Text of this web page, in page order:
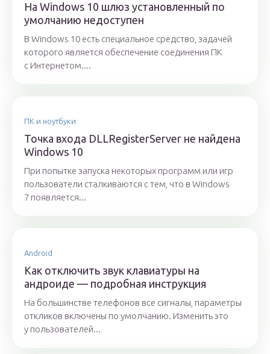
На Windows 10 шлюз установленный по
умолчанию недоступен
В Windows 10 есть специальное средство, задачей
которого является обеспечение соединения ПК
с Интернетом....
ПК и ноутбуки
Точка входа DLLRegisterServer не найдена
Windows 10
При попытке запуска некоторых программ или игр
пользователи сталкиваются с тем, что в Windows
7 появляется...
Android
Как отключить звук клавиатуры на
андроиде — подробная инструкция
На большинстве телефонов все сигналы, параметры
откликов включены по умолчанию. Изменить это
у пользователей...